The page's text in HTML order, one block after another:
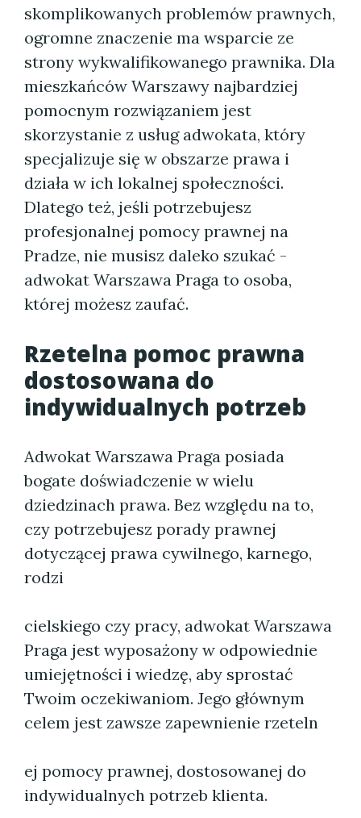
skomplikowanych problemów prawnych,
ogromne znaczenie ma wsparcie ze
strony wykwalifikowanego prawnika. Dla
mieszkańców Warszawy najbardziej
pomocnym rozwiązaniem jest
skorzystanie z usług adwokata, który
specjalizuje się w obszarze prawa i
działa w ich lokalnej społeczności.
Dlatego też, jeśli potrzebujesz
profesjonalnej pomocy prawnej na
Pradze, nie musisz daleko szukać -
adwokat Warszawa Praga to osoba,
której możesz zaufać.
Rzetelna pomoc prawna
dostosowana do
indywidualnych potrzeb
Adwokat Warszawa Praga posiada
bogate doświadczenie w wielu
dziedzinach prawa. Bez względu na to,
czy potrzebujesz porady prawnej
dotyczącej prawa cywilnego, karnego,
rodzi
cielskiego czy pracy, adwokat Warszawa
Praga jest wyposażony w odpowiednie
umiejętności i wiedzę, aby sprostać
Twoim oczekiwaniom. Jego głównym
celem jest zawsze zapewnienie rzeteln
ej pomocy prawnej, dostosowanej do
indywidualnych potrzeb klienta.